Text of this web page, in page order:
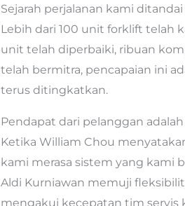
Sejarah perjalanan kami
Lebih dari 100 unit forklift telah
unit telah diperbaiki, ribuan
telah bermitra, pencapaian ini
terus ditingkatkan.
Pendapat dari pelanggan
Ketika William Chou
kami merasa sistem yang kami
Aldi Kurniawan memuji
mengakui kecepatan tim servis